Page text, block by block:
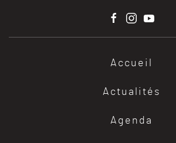
Accueil
Actualités
Agenda